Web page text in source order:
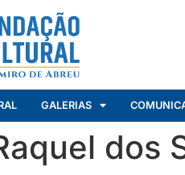
GALERIAS
dos